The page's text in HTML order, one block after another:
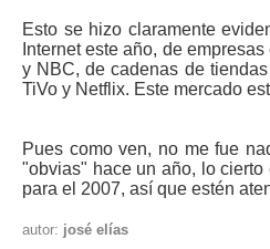
Esto se hizo claramente
Internet este año, de
y NBC, de cadenas de
TiVo y Netflix. Este mercado
Pues como ven, no me fue
"obvias" hace un año, lo
para el 2007, así que estén
autor: josé elías